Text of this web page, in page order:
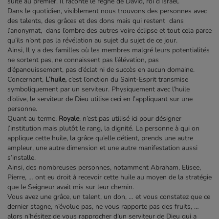
Dans le quotidien, visiblement nous trouvons des personnes avec
des talents, des grâces et des dons mais qui restent dans
l’anonymat, dans l’ombre des autres voire éclipse et tout cela parce
qu’ils n’ont pas la révélation au sujet du sujet de ce jour.
Ainsi, Il y a des familles où les membres malgré leurs potentialités
ne sortent pas, ne connaissent pas l’élévation, pas
d’épanouissement, pas d’éclat ni de succès en aucun domaine.
Concernant, L’huile, c’est l’onction du Saint-Esprit transmise
symboliquement par un serviteur. Physiquement avec l’huile
d’olive, le serviteur de Dieu utilise ceci en l’appliquant sur une
personne.
Quant au terme, Royale, n’est pas utilisé ici pour désigner
l’institution mais plutôt le rang, la dignité. La personne à qui on
applique cette huile, la grâce qu’elle détient, prends une autre
ampleur, une autre dimension et une autre manifestation aussi
s’installe.
Ainsi, des nombreuses personnes, notamment Abraham, Elisee,
Pierre, … ont eu droit à recevoir cette huile au moyen de la stratégie
que le Seigneur avait mis sur leur chemin.
Vous avez une grâce, un talent, un don, … et vous constatez que ce
dernier stagne, n’évolue pas, ne vous rapporte pas des fruits, …
alors n’hésitez de vous rapprocher d’un serviteur de Dieu qui a